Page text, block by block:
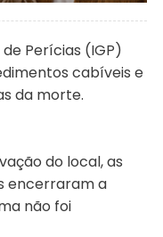
Perícias (IGP)
cabíveis e
da morte.
do local, as
encerraram a
não foi